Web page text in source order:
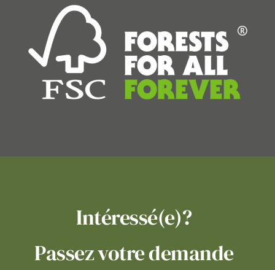
Intéressé(e)?
Passez votre demande